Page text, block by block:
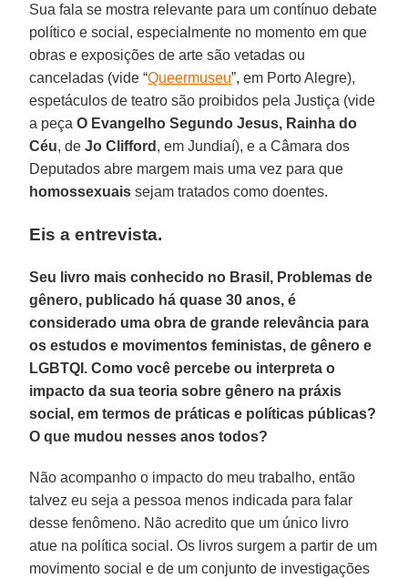
Sua fala se mostra relevante para um contínuo debate
político e social, especialmente no momento em que
obras e exposições de arte são vetadas ou
canceladas (vide “Queermuseu”, em Porto Alegre),
espetáculos de teatro são proibidos pela Justiça (vide
a peçaO Evangelho Segundo Jesus, Rainha do
Céu, deJo Clifford , em Jundiaí), e a Câmara dos
Deputados abre margem mais uma vez para que
homossexuais sejam tratados como doentes.
Eis a entrevista.
Seu livro mais conhecido no Brasil, Problemas de
gênero, publicado há quase 30 anos, é
considerado uma obra de grande relevância para
os estudos e movimentos feministas, de gênero e
LGBTQI. Como você percebe ou interpreta o
impacto da sua teoria sobre gênero na práxis
social, em termos de práticas e políticas públicas?
O que mudou nesses anos todos?
Não acompanho o impacto do meu trabalho, então
talvez eu seja a pessoa menos indicada para falar
desse fenômeno. Não acredito que um único livro
atue na política social. Os livros surgem a partir de um
movimento social e de um conjunto de investigações